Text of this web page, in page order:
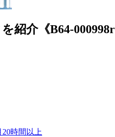
介《B64-
20時間以上